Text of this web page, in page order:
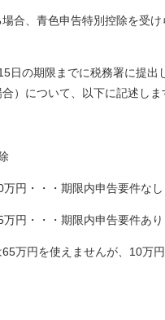
合、青色申告特別控除を受け
日の期限までに税務署に提出
）について、以下に記述しま
円・・・期限内申告要件なし
円・・・期限内申告要件あり
万円を使えませんが、10万